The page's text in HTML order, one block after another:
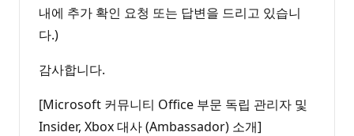
내에 추가 확인 요청 또는 답변을 드리고 있습니
다.)
감사합니다.
[Microsoft 커뮤니티 Office 부문 독립 관리자 및
Insider, Xbox 대사 (Ambassador) 소개]